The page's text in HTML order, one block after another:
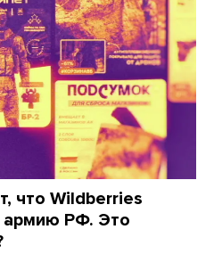
что Wildberries
армию РФ. Это